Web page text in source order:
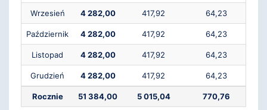
Wrzesień 4 282,00 417,92 64,23
Październik 4 282,00 417,92 64,23
Listopad 4 282,00 417,92 64,23
Grudzień 4 282,00 417,92 64,23
Rocznie 51 384,00 5 015,04 770,76